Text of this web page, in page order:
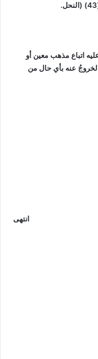
اتباع مذهب معين أو
الخروجُ عنه بأي حال من